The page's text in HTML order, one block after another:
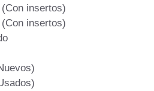
(Con insertos)
(Con insertos)